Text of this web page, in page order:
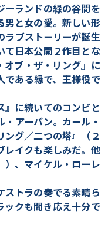
ーランドの緑の谷間を
男と女の愛。新しい形
ラブストーリーが誕生
て日本公開２作目とな
オブ・ザ・リング』に
である縁で、王様役で
に続いてのコンビと
アーバン。カール・
グ／二つの塔』（２
レイクも楽しみだ。他
）、マイケル・ローレ
トラの奏でる素晴ら
ックも聞き応え十分で